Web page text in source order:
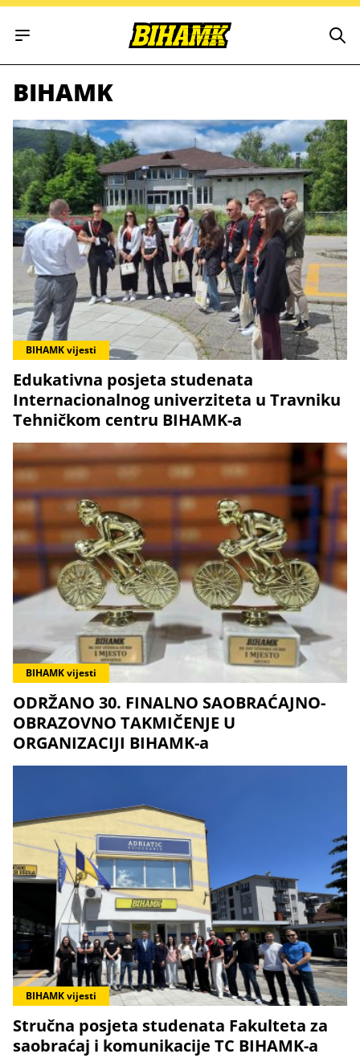
Open main menu
BIHAMK
BIHAMK vijesti
Edukativna posjeta studenata
Internacionalnog univerziteta u Travniku
Tehničkom centru BIHAMK-a
BIHAMK vijesti
ODRŽANO 30. FINALNO SAOBRAĆAJNO-
OBRAZOVNO TAKMIČENJE U
ORGANIZACIJI BIHAMK-a
BIHAMK vijesti
Stručna posjeta studenata Fakulteta za
saobraćaj i komunikacije TC BIHAMK-a